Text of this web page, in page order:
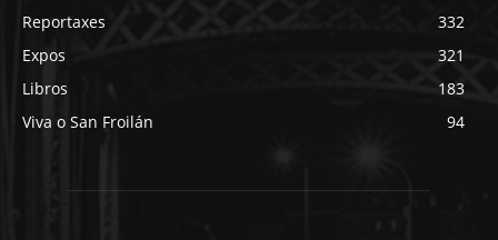
Reportaxes
332
Expos
321
Libros
183
Viva o San Froilán
94